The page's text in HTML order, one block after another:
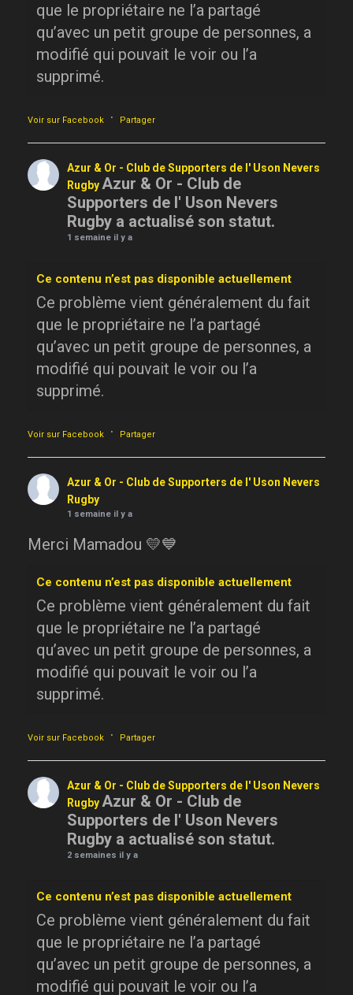
que le propriétaire ne l’a partagé
qu’avec un petit groupe de personnes, a
modifié qui pouvait le voir ou l’a
supprimé.
Voir sur Facebook · Partager
Azur & Or - Club de Supporters de l' Uson Nevers
RugbyAzur & Or - Club de
Supporters de l' Uson Nevers
Rugby a actualisé son statut.
1 semaine il y a
Ce contenu n’est pas disponible actuellement
Ce problème vient généralement du fait
que le propriétaire ne l’a partagé
qu’avec un petit groupe de personnes, a
modifié qui pouvait le voir ou l’a
supprimé.
Voir sur Facebook · Partager
Azur & Or - Club de Supporters de l' Uson Nevers
Rugby
1 semaine il y a
Merci Mamadou 💛💙
Ce contenu n’est pas disponible actuellement
Ce problème vient généralement du fait
que le propriétaire ne l’a partagé
qu’avec un petit groupe de personnes, a
modifié qui pouvait le voir ou l’a
supprimé.
Voir sur Facebook · Partager
Azur & Or - Club de Supporters de l' Uson Nevers
RugbyAzur & Or - Club de
Supporters de l' Uson Nevers
Rugby a actualisé son statut.
2 semaines il y a
Ce contenu n’est pas disponible actuellement
Ce problème vient généralement du fait
que le propriétaire ne l’a partagé
qu’avec un petit groupe de personnes, a
modifié qui pouvait le voir ou l’a